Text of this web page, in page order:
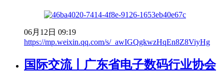
06月12日 09:19
https://mp.weixin.qq.com/s/_awIGQgkwzHqEn8Z8ViyHg
国际交流丨广东省电子数码行业协会